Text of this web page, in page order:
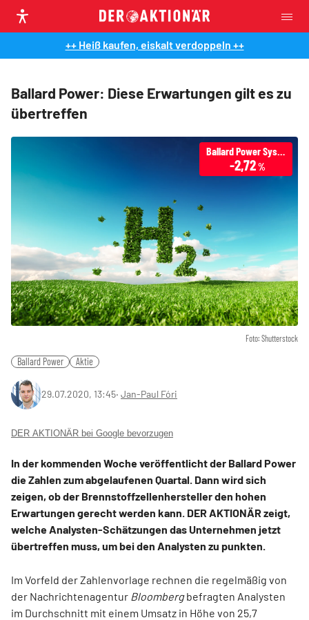
++ Heiß kaufen, eiskalt verdoppeln ++
Ballard Power: Diese Erwartungen gilt es zu
übertreffen
Foto: Shutterstock
Ballard Power Systems
-2,72 %
Ballard Power Aktie
29.07.2020, 13:45‧ Jan-Paul Fóri
DER AKTIONÄR bei Google bevorzugen
In der kommenden Woche veröffentlicht der Ballard Power
die Zahlen zum abgelaufenen Quartal. Dann wird sich
zeigen, ob der Brennstoffzellenhersteller den hohen
Erwartungen gerecht werden kann. DER AKTIONÄR zeigt,
welche Analysten-Schätzungen das Unternehmen jetzt
übertreffen muss, um bei den Analysten zu punkten.
Im Vorfeld der Zahlenvorlage rechnen die regelmäßig von
der Nachrichtenagentur Bloombergbefragten Analysten
im Durchschnitt mit einem Umsatz in Höhe von 25,7